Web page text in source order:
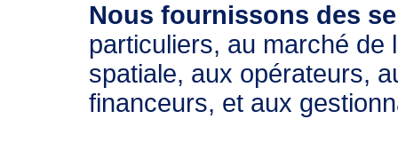
Nous fournissons des
particuliers, au marché de
spatiale, aux opérateurs,
financeurs, et aux